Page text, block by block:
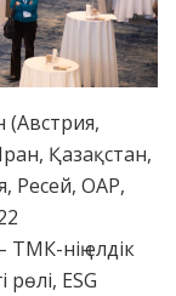
(Австрия,
Қазақстан,
Ресей, ОАР,
ТМК-нің елдік
ESG